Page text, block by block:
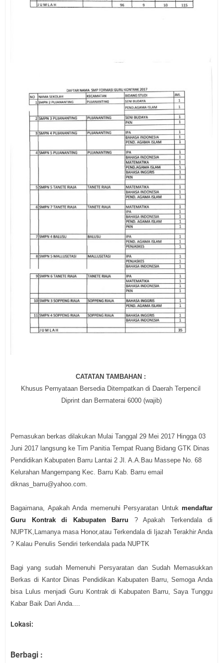
CATATAN TAMBAHAN :
Khusus Pernyataan Bersedia Ditempatkan di Daerah Terpencil
Diprint dan Bermaterai 6000 (wajib)
Pemasukan berkas dilakukan Mulai Tanggal 29 Mei 2017 Hingga 03
Juni 2017 langsung ke Tim Panitia Tempat Ruang Bidang GTK Dinas
Pendidikan Kabupaten Barru Lantai 2 Jl. A.A.Bau Massepe No. 68
Kelurahan Mangempang Kec. Barru Kab. Barru email
diknas_barru@yahoo.com.
Bagaimana, Apakah Anda memenuhi Persyaratan Untuk mendaftar
Guru Kontrak di Kabupaten Barru ? Apakah Terkendala di
NUPTK,Lamanya masa Honor,atau Terkendala di Ijazah Terakhir Anda
? Kalau Penulis Sendiri terkendala pada NUPTK
Bagi yang sudah Memenuhi Persyaratan dan Sudah Memasukkan
Berkas di Kantor Dinas Pendidikan Kabupaten Barru, Semoga Anda
bisa Lulus menjadi Guru Kontrak di Kabupaten Barru, Saya Tunggu
Kabar Baik Dari Anda....
Lokasi:
Berbagi :